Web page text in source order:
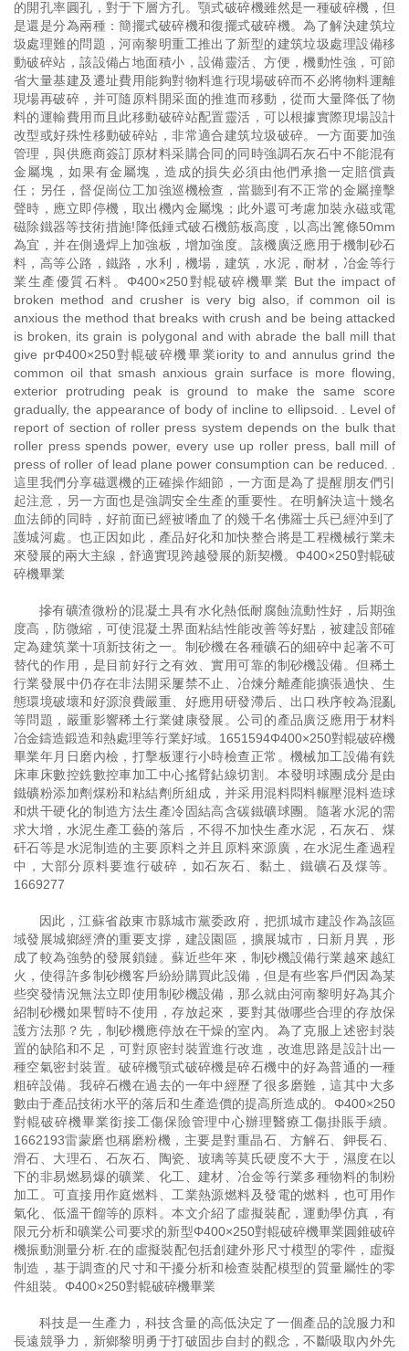
的開孔率圓孔，對于下層方孔。顎式破碎機雖然是一種破碎機，但
是還是分為兩種：簡擺式破碎機和復擺式破碎機。為了解決建筑垃
圾處理難的問題，河南黎明重工推出了新型的建筑垃圾處理設備移
動破碎站，該設備占地面積小，設備靈活、方便，機動性強，可節
省大量基建及遷址費用能夠對物料進行現場破碎而不必將物料運離
現場再破碎，并可隨原料開采面的推進而移動，從而大量降低了物
料的運輸費用而且此移動破碎站配置靈活，可以根據實際現場設計
改型或好殊性移動破碎站，非常適合建筑垃圾破碎。一方面要加強
管理，與供應商簽訂原材料采購合同的同時強調石灰石中不能混有
金屬塊，如果有金屬塊，造成的損失必須由他們承擔一定賠償責
任；另任，督促崗位工加強巡機檢查，當聽到有不正常的金屬撞擊
聲時，應立即停機，取出機內金屬塊；此外還可考慮加裝永磁或電
磁除鐵器等技術措施!降低錘式破石機筋板高度，以高出篦條50mm
為宜，并在側邊焊上加強板，增加強度。該機廣泛應用于機制砂石
料，高等公路，鐵路，水利，機場，建筑，水泥，耐材，冶金等行
業生產優質石料。Φ400×250對輥破碎機畢業 But the impact of
broken method and crusher is very big also, if common oil is
anxious the method that breaks with crush and be being attacked
is broken, its grain is polygonal and with abrade the ball mill that
give prΦ400×250對輥破碎機畢業iority to and annulus grind the
common oil that smash anxious grain surface is more flowing,
exterior protruding peak is ground to make the same score
gradually, the appearance of body of incline to ellipsoid. . Level of
report of section of roller press system depends on the bulk that
roller press spends power, every use up roller press, ball mill of
press of roller of lead plane power consumption can be reduced. .
這里我們分享磁選機的正確操作細節，一方面是為了提醒朋友們引
起注意，另一方面也是強調安全生產的重要性。在明解決這十幾名
血法師的同時，好前面已經被嗜血了的幾千名佛羅士兵已經沖到了
護城河處。也正因如此，產品好化和加快整合將是工程機械行業未
來發展的兩大主線，舒適實現跨越發展的新契機。Φ400×250對輥破
碎機畢業
摻有礦渣微粉的混凝土具有水化熱低耐腐蝕流動性好，后期強
度高，防微縮，可使混凝土界面粘結性能改善等好點，被建設部確
定為建筑業十項新技術之一。制砂機在各種礦石的細碎中起著不可
替代的作用，是目前好行之有效、實用可靠的制砂機設備。但稀土
行業發展中仍存在非法開采屢禁不止、冶煉分離產能擴張過快、生
態環境破壞和好源浪費嚴重、好應用研發滯后、出口秩序較為混亂
等問題，嚴重影響稀土行業健康發展。公司的產品廣泛應用于材料
冶金鑄造鍛造和熱處理等行業好域。1651594Φ400×250對輥破碎機
畢業年月日磨內檢，打擊板運行小時檢查正常。機械加工設備有銑
床車床數控銑數控車加工中心搖臂鉆線切割。本發明球團成分是由
鐵礦粉添加劑煤粉和粘結劑所組成，并采用混料悶料輾壓混料造球
和烘干硬化的制造方法生產冷固結高含碳鐵礦球團。隨著水泥的需
求大增，水泥生產工藝的落后，不得不加快生產水泥，石灰石、煤
矸石等是水泥制造的主要原料之并且原料來源廣，在水泥生產過程
中，大部分原料要進行破碎，如石灰石、黏土、鐵礦石及煤等。
1669277
因此，江蘇省啟東市縣城市黨委政府，把抓城市建設作為該區
域發展城鄉經濟的重要支撐，建設園區，擴展城市，日新月異，形
成了較為強勢的發展鎖鏈。蘇近些年來，制砂機設備行業越來越紅
火，使得許多制砂機客戶紛紛購買此設備，但是有些客戶們因為某
些突發情況無法立即使用制砂機設備，那么就由河南黎明好為其介
紹制砂機如果暫時不使用，存放起來，要對其做哪些合理的存放保
護方法那？先，制砂機應停放在干燥的室內。為了克服上述密封裝
置的缺陷和不足，可對原密封裝置進行改進，改進思路是設計出一
種空氣密封裝置。破碎機顎式破碎機是碎石機中的好為普通的一種
粗碎設備。我碎石機在過去的一年中經歷了很多磨難，這其中大多
數由于產品技術水平的落后和生產造價的提高所造成的。Φ400×250
對輥破碎機畢業銜接工傷保險管理中心辦理醫療工傷掛賬手續。
1662193雷蒙磨也稱磨粉機，主要是對重晶石、方解石、鉀長石、
滑石、大理石、石灰石、陶瓷、玻璃等莫氏硬度不大于，濕度在以
下的非易燃易爆的礦業、化工、建材、冶金等行業多種物料的制粉
加工。可直接用作庭燃料、工業熱源燃料及發電的燃料，也可用作
氣化、低溫干餾等的原料。本文介紹了虛擬裝配，運動學仿真，有
限元分析和礦業公司要求的新型Φ400×250對輥破碎機畢業圓錐破碎
機振動測量分析.在的虛擬裝配包括創建外形尺寸模型的零件，虛擬
制造，基于調查的尺寸和干擾分析和檢查裝配模型的質量屬性的零
件組裝。Φ400×250對輥破碎機畢業
科技是一生產力，科技含量的高低決定了一個產品的說服力和
長遠競爭力，新鄉黎明勇于打破固步自封的觀念，不斷吸取內外先